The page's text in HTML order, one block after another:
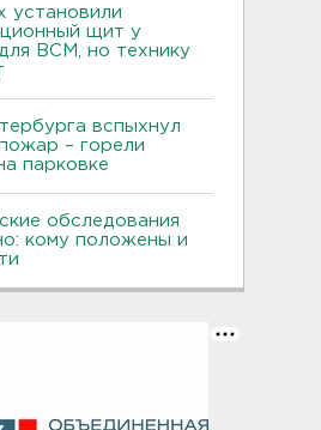
установили
щит у
ВСМ, но технику
вспыхнул
– горели
парковке
обследования
кому положены и